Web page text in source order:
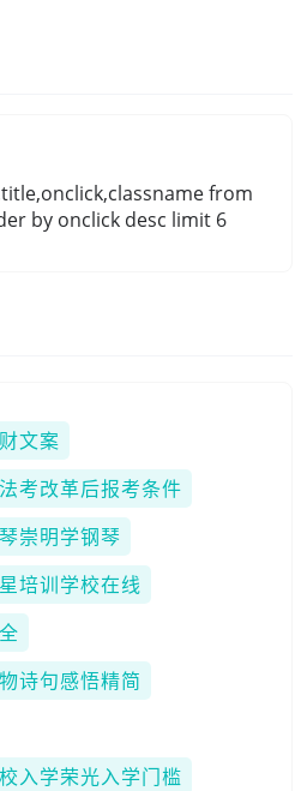
from
by onclick desc limit 6
文案
考改革后报考条件
崇明学钢琴
培训学校在线
诗句感悟精简
入学荣光入学门槛